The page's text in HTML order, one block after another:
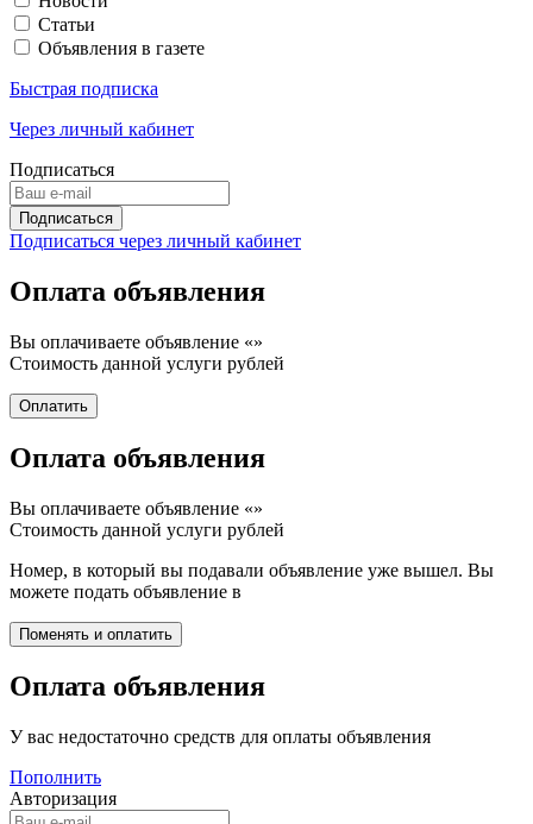
Статьи
Объявления в газете
Быстрая подписка
Через личный кабинет
Подписаться
Подписаться через личный кабинет
Оплата объявления
Вы оплачиваете объявление «»
Стоимость данной услуги рублей
Оплата объявления
Вы оплачиваете объявление «»
Стоимость данной услуги рублей
Номер, в который вы подавали объявление уже вышел. Вы
можете подать объявление в
Оплата объявления
У вас недостаточно средств для оплаты объявления
Пополнить
Авторизация